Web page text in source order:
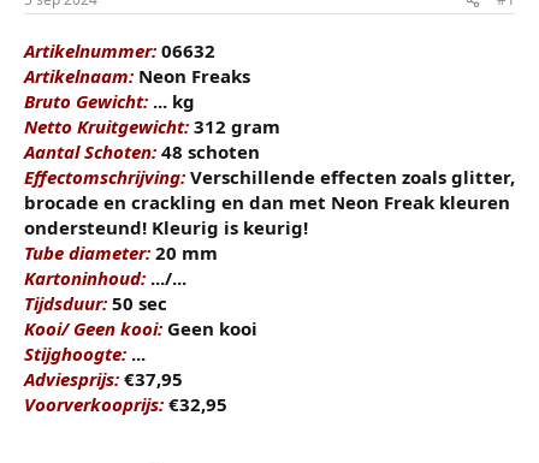
t
e
r
m
Artikelnummer: 06632
Artikelnaam: Neon Freaks
Bruto Gewicht: ... kg
Netto Kruitgewicht: 312 gram
Aantal Schoten: 48 schoten
Effectomschrijving: Verschillende effecten zoals glitter,
brocade en crackling en dan met Neon Freak kleuren
ondersteund! Kleurig is keurig!
Tube diameter: 20 mm
Kartoninhoud: .../...
Tijdsduur: 50 sec
Kooi/ Geen kooi: Geen kooi
Stijghoogte: ...
Adviesprijs: €37,95
Voorverkooprijs: €32,95